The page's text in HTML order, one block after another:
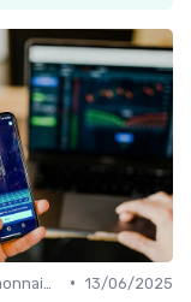
• 13/06/2025